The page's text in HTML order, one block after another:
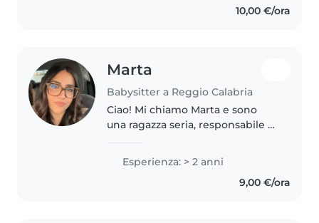
10,00 €/ora
Marta
Babysitter a Reggio Calabria
Ciao! Mi chiamo Marta e sono
una ragazza seria, responsabile e
bambini e creare un ambiente
tranquillo e divertente per loro.
Sono disponibile per aiuto..
Esperienza: > 2 anni
9,00 €/ora